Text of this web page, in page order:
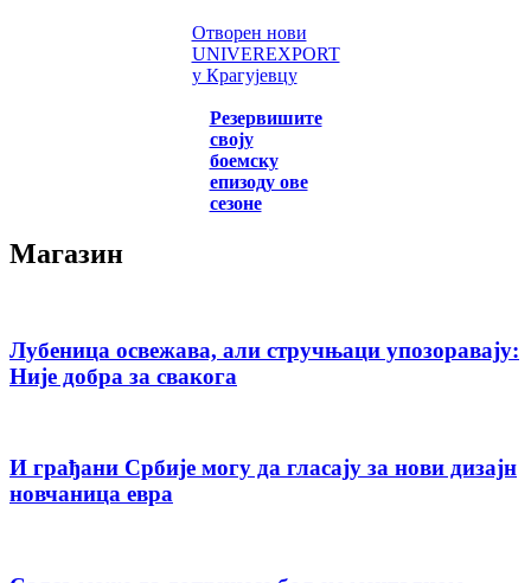
Отворен нови
UNIVEREXPORT
у Крагујевцу
Резервишите
своју
боемску
епизоду ове
сезоне
Магазин
Лубеница освежава, али стручњаци упозоравају:
Није добра за свакога
И грађани Србије могу да гласају за нови дизајн
новчаница евра